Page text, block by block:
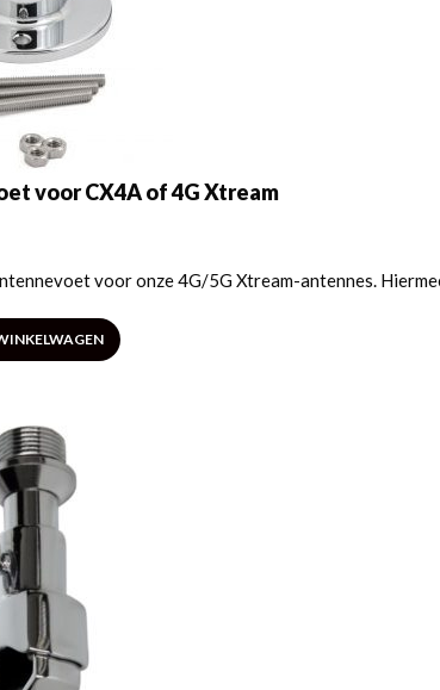
voor CX4A of 4G Xtream
voor onze 4G/5G Xtream-antennes.